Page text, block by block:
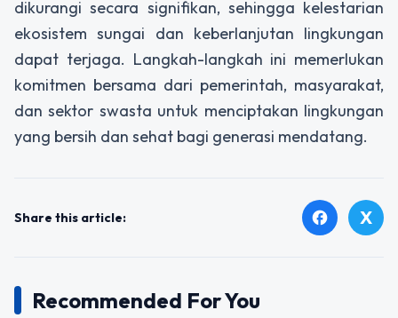
dikurangi secara signifikan, sehingga kelestarian
ekosistem sungai dan keberlanjutan lingkungan
dapat terjaga. Langkah-langkah ini memerlukan
komitmen bersama dari pemerintah, masyarakat,
dan sektor swasta untuk menciptakan lingkungan
yang bersih dan sehat bagi generasi mendatang.
Share this article: facebook X
Recommended For You